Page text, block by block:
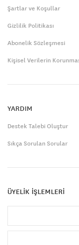
Şartlar ve Koşullar
Gizlilik Politikası
Abonelik Sözleşmesi
Kişisel Verilerin
YARDIM
Destek Talebi Oluştur
Sıkça Sorulan Sorular
ÜYELİK İŞLEMLERİ